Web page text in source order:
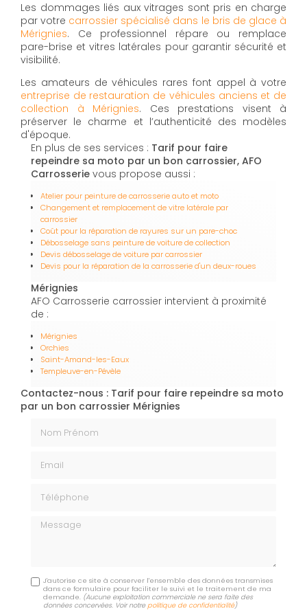
Les dommages liés aux vitrages sont pris en charge
par votre carrossier spécialisé dans le bris de glace à
Mérignies. Ce professionnel répare ou remplace
pare-brise et vitres latérales pour garantir sécurité et
visibilité.
Les amateurs de véhicules rares font appel à votre
entreprise de restauration de véhicules anciens et de
collection à Mérignies. Ces prestations visent à
préserver le charme et l’authenticité des modèles
d'époque.
En plus de ses services : Tarif pour faire
repeindre sa moto par un bon carrossier, AFO
Carrosserie vous propose aussi :
Atelier pour peinture de carrosserie auto et moto
Changement et remplacement de vitre latérale par
carrossier
Coût pour la réparation de rayures sur un pare-choc
Débosselage sans peinture de voiture de collection
Devis débosselage de voiture par carrossier
Devis pour la réparation de la carrosserie d'un deux-roues
Mérignies
AFO Carrosserie carrossier intervient à proximité
de :
Mérignies
Orchies
Saint-Amand-les-Eaux
Templeuve-en-Pévèle
Contactez-nous : Tarif pour faire repeindre sa moto
par un bon carrossier Mérignies
Message
J'autorise ce site à conserver l'ensemble des données transmises
dans ce formulaire pour faciliter le suivi et le traitement de ma
demande. (Aucune exploitation commerciale ne sera faite des
données concervées. Voir notrepolitique de confidentialité)